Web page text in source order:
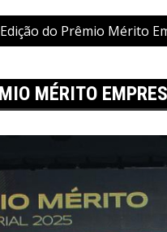
Edição do Prêmio Mérito
MÉRITO